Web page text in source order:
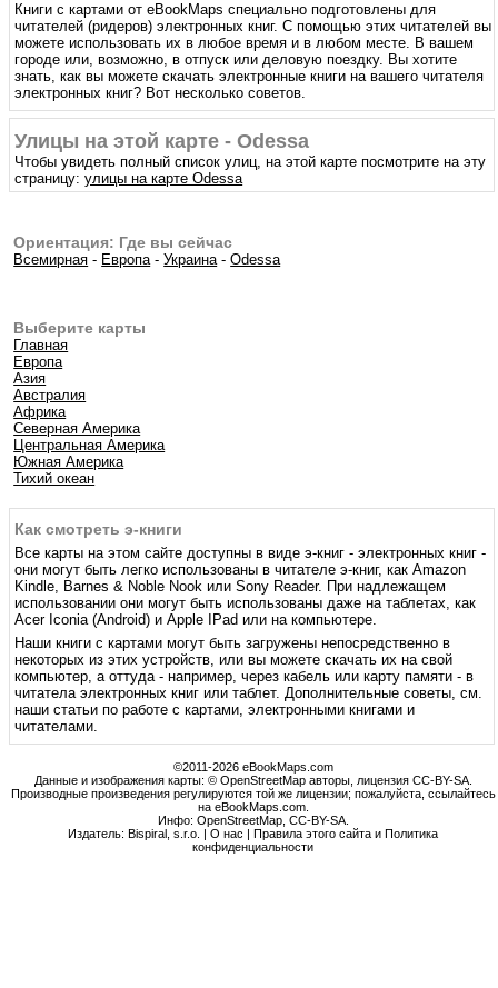
Книги с картами от eBookMaps специально подготовлены для
читателей (ридеров) электронных книг. С помощью этих читателей вы
можете использовать их в любое время и в любом месте. В вашем
городе или, возможно, в отпуск или деловую поездку. Вы хотите
знать, как вы можете скачать электронные книги на вашего читателя
электронных книг? Вот несколько советов.
Улицы на этой карте - Odessa
Чтобы увидеть полный список улиц, на этой карте посмотрите на эту
страницу:улицы на карте Odessa
Ориентация: Где вы сейчас
Всемирная - Европа-Украина-Odessa
Выберите карты
Главная
Европа
Азия
Австралия
Африка
Северная Америка
Центральная Америка
Южная Америка
Тихий океан
Как смотреть э-книги
Все карты на этом сайте доступны в виде э-книг - электронных книг -
они могут быть легко использованы в читателе э-книг, как Amazon
Kindle, Barnes & Noble Nook или Sony Reader. При надлежащем
использовании они могут быть использованы даже на таблетах, как
Acer Iconia (Android) и Apple IPad или на компьютере.
Наши книги с картами могут быть загружены непосредственно в
некоторых из этих устройств, или вы можете скачать их на свой
компьютер, а оттуда - например, через кабель или карту памяти - в
читатела электронных книг или таблет. Дополнительные советы, см.
наши статьи по работе с картами, электронными книгами и
читателами.
©2011-2026 eBookMaps.com
Данные и изображения карты: © OpenStreetMap авторы, лицензия CC-BY-SA.
Производные произведения регулируются той же лицензии; пожалуйста, ссылайтесь
на eBookMaps.com.
Инфо: OpenStreetMap, CC-BY-SA.
Издатель: Bispiral, s.r.o. |О нас |Правила этого сайта и Политика
конфиденциальности